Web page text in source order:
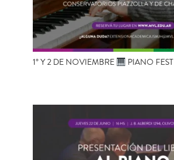
1° Y 2 DE NOVIEMBRE PIANO FEST